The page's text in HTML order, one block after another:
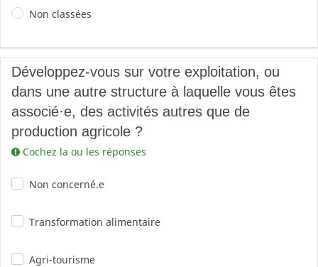
Non classées
Développez-vous sur votre exploitation, ou
dans une autre structure à laquelle vous êtes
associé·e, des activités autres que de
production agricole ?
Cochez la ou les réponses
Non concerné.e
Transformation alimentaire
Agri-tourisme